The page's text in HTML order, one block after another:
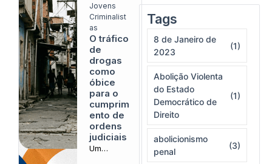
Nada foi encontado
Jovens
Criminalist
as
O tráfico
de
drogas
como
óbice
para o
cumprim
ento de
ordens
judiciais
Um
Tags
8 de Janeiro de
2023
(1)
Abolição Violenta
do Estado
Democrático de
Direito
(1)
abolicionismo
penal
(3)